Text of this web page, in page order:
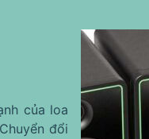
của loa
đổi